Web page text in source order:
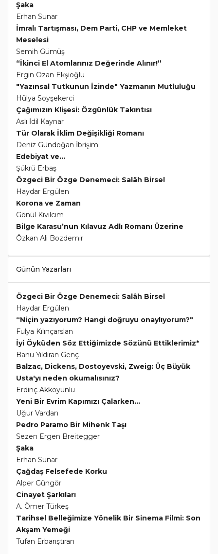
Şaka
Erhan Sunar
İmralı Tartışması, Dem Parti, CHP ve Memleket
Meselesi
Semih Gümüş
“İkinci El Atomlarınız Değerinde Alınır!”
Ergin Ozan Ekşioğlu
"Yazınsal Tutkunun İzinde" Yazmanın Mutluluğu
Hülya Soyşekerci
Çağımızın Klişesi: Özgünlük Takıntısı
Aslı İdil Kaynar
Tür Olarak İklim Değişikliği Romanı
Deniz Gündoğan İbrişim
Edebiyat ve...
Şükrü Erbaş
Özgeci Bir Özge Denemeci: Salâh Birsel
Haydar Ergülen
Korona ve Zaman
Gönül Kıvılcım
Bilge Karasu’nun Kılavuz Adlı Romanı Üzerine
Özkan Ali Bozdemir
Günün Yazarları
Özgeci Bir Özge Denemeci: Salâh Birsel
Haydar Ergülen
“Niçin yazıyorum? Hangi doğruyu onaylıyorum?"
Fulya Kılınçarslan
İyi Öyküden Söz Ettiğimizde Sözünü Ettiklerimiz*
Banu Yıldıran Genç
Balzac, Dickens, Dostoyevski, Zweig: Üç Büyük
Usta'yı neden okumalısınız?
Erdinç Akkoyunlu
Yeni Bir Evrim Kapımızı Çalarken...
Uğur Vardan
Pedro Paramo Bir Mihenk Taşı
Sezen Ergen Breitegger
Şaka
Erhan Sunar
Çağdaş Felsefede Korku
Alper Güngör
Cinayet Şarkıları
A. Ömer Türkeş
Tarihsel Belleğimize Yönelik Bir Sinema Filmi: Son
Akşam Yemeği
Tufan Erbarıştıran